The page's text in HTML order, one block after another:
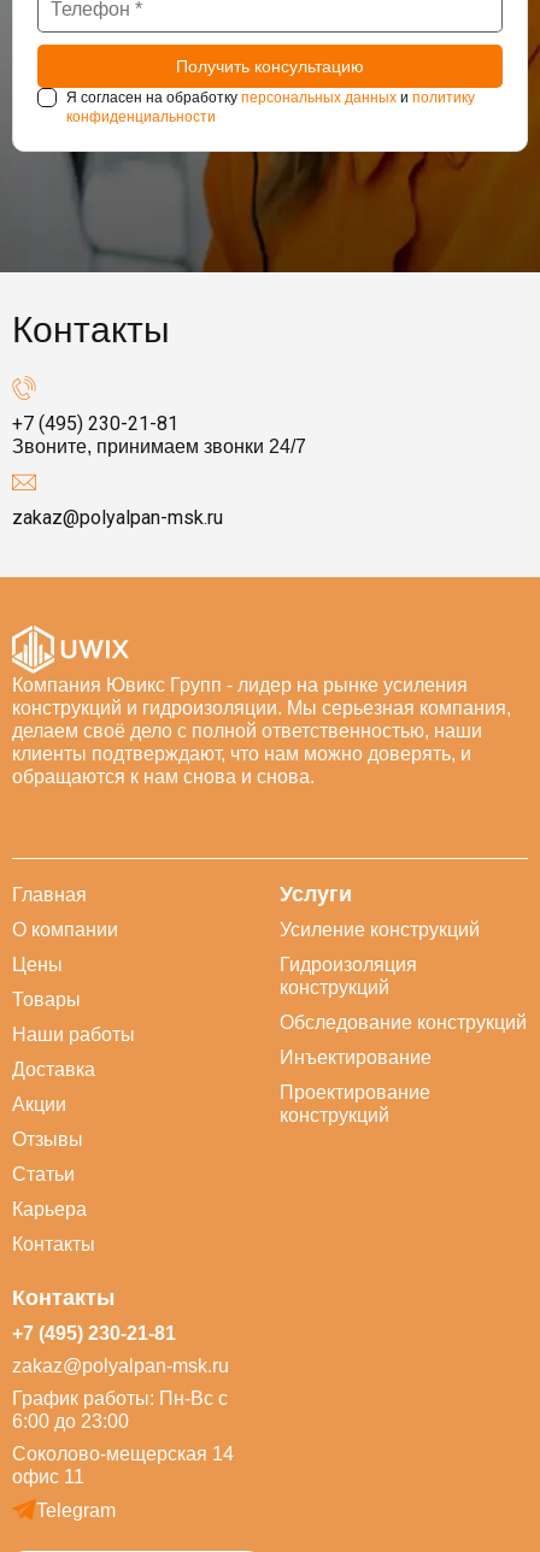
Я согласен на обработку персональных данных и политику
конфиденциальности
Контакты
+7 (495) 230-21-81
Звоните, принимаем звонки 24/7
zakaz@polyalpan-msk.ru
Компания Ювикс Групп - лидер на рынке усиления
конструкций и гидроизоляции. Мы серьезная компания,
делаем своё дело с полной ответственностью, наши
клиенты подтверждают, что нам можно доверять, и
обращаются к нам снова и снова.
Главная
О компании
Цены
Товары
Наши работы
Доставка
Акции
Отзывы
Статьи
Карьера
Контакты
Услуги
Усиление конструкций
Гидроизоляция
конструкций
Обследование конструкций
Инъектирование
Проектирование
конструкций
Контакты
+7 (495) 230-21-81
zakaz@polyalpan-msk.ru
График работы: Пн-Вс с
6:00 до 23:00
Соколово-мещерская 14
офис 11
Telegram